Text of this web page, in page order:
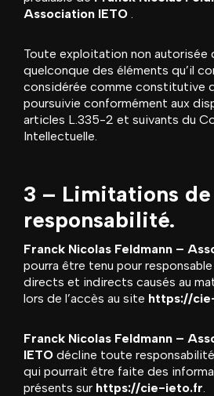
Association IETO .
Toute exploitation non autorisée
quelconque des éléments qu’il
considérée comme constitutive
poursuivie conformément aux
articles L.335-2 et suivants du
Intellectuelle.
3 – Limitations de
responsabilité.
Franck Nicolas Feldmann –
pourra être tenu pour
directs et indirects causés au
lors de l’accès au site https://
Franck Nicolas Feldmann –
IETO décline toute
qui pourrait être faite des
présents sur https://cie-ieto.fr.